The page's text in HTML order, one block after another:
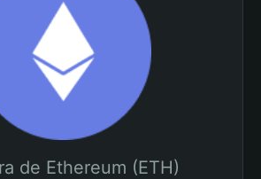
de Ethereum (ETH)